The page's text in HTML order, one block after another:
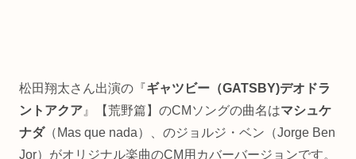
松田翔太さん出演の『ギャツビー（GATSBY)デオドラ
ントアクア 』【荒野篇】のCMソングの曲名はマシュケ
ナダ（Mas que nada）、のジョルジ・ベン（Jorge Ben
Jor）がオリジナル楽曲のCM用カバーバージョンです。